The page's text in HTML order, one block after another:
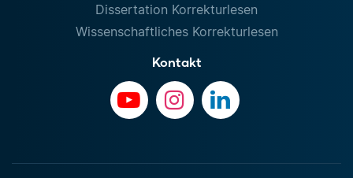
Dissertation Korrekturlesen
Wissenschaftliches Korrekturlesen
Kontakt